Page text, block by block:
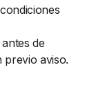
de
previo aviso.